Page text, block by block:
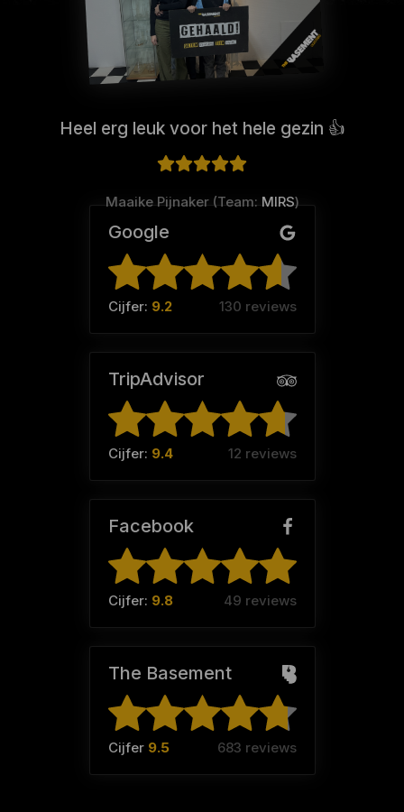
Heel erg leuk voor het hele gezin 👍
Maaike Pijnaker (Team: MIRS)
Google
Cijfer: 9.2 130 reviews
TripAdvisor
Cijfer: 9.4 12 reviews
Facebook
Cijfer: 9.8 49 reviews
The Basement
Cijfer 9.5 683 reviews